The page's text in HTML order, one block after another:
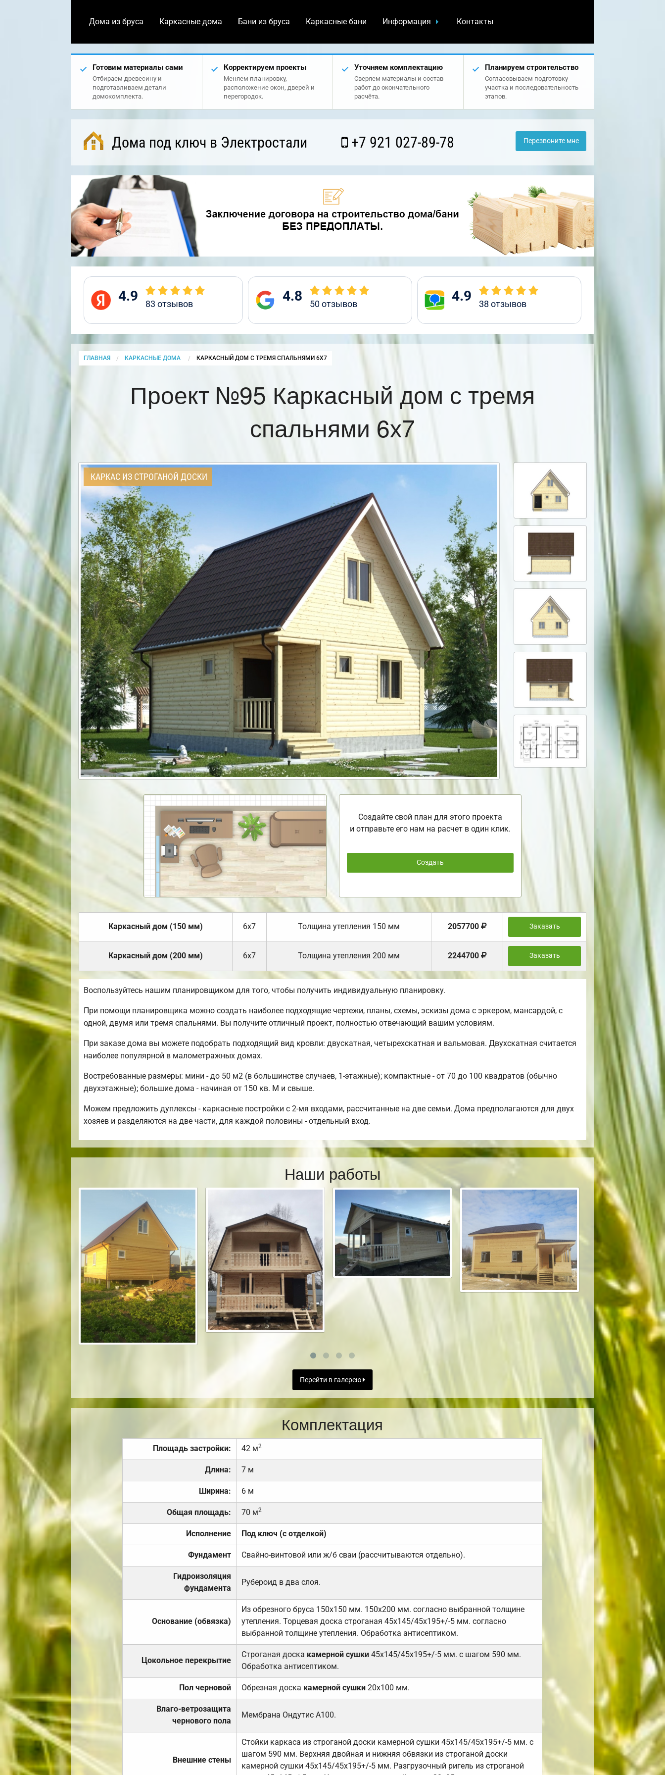
Дома из бруса Каркасные дома Бани из бруса Каркасные бани Информация Контакты
Готовим материалы сами
Отбираем древесину и
подготавливаем детали
домокомплекта.
Корректируем проекты
Меняем планировку,
расположение окон, дверей и
перегородок.
Уточняем комплектацию
Сверяем материалы и состав
работ до окончательного
расчёта.
Планируем строительство
Согласовываем подготовку
участка и последовательность
этапов.
Дома под ключ в Электростали +7 921 027-89-78 Перезвоните мне
4.9 83 отзывов 4.8 50отзывов 4.9 38 отзывов
ГЛАВНАЯ КАРКАСНЫЕ ДОМА CURRENT:
КАРКАСНЫЙ ДОМ С ТРЕМЯ СПАЛЬНЯМИ 6Х7
Проект №95 Каркасный дом с тремя
спальнями 6х7
КАРКАС ИЗ СТРОГАНОЙ ДОСКИ
Создайте свой план для этого проекта
и отправьте его нам на расчет в один клик.
Создать
Каркасный дом (150 мм) 6х7 Толщина утепления 150 мм 2057700 Заказать
Каркасный дом (200 мм) 6х7 Толщина утепления 200 мм 2244700 Заказать
Воспользуйтесь нашим планировщиком для того, чтобы получить индивидуальную планировку.
При помощи планировщика можно создать наиболее подходящие чертежи, планы, схемы, эскизы дома с эркером, мансардой, с
одной, двумя или тремя спальнями. Вы получите отличный проект, полностью отвечающий вашим условиям.
При заказе дома вы можете подобрать подходящий вид кровли: двускатная, четырехскатная и вальмовая. Двухскатная считается
наиболее популярной в малометражных домах.
Востребованные размеры: мини - до 50 м2 (в большинстве случаев, 1-этажные); компактные - от 70 до 100 квадратов (обычно
двухэтажные); большие дома - начиная от 150 кв. М и свыше.
Можем предложить дуплексы - каркасные постройки с 2-мя входами, рассчитанные на две семьи. Дома предполагаются для двух
хозяев и разделяются на две части, для каждой половины - отдельный вход.
Наши работы
Перейти в галерею
Комплектация
Площадь застройки: 42 м2
Длина: 7 м
Ширина: 6 м
Общая площадь: 70 м2
Исполнение Под ключ (с отделкой)
Фундамент Свайно-винтовой или ж/б сваи (рассчитываются отдельно).
Гидроизоляция
фундамента
Рубероид в два слоя.
Основание (обвязка)
Из обрезного бруса 150х150 мм. 150х200 мм. согласно выбранной толщине
утепления. Торцевая доска строганая 45х145/45х195+/-5 мм. согласно
выбранной толщине утепления. Обработка антисептиком.
Цокольное перекрытие
Строганая доска камерной сушки 45х145/45х195+/-5 мм. с шагом 590 мм.
Обработка антисептиком.
Пол черновой Обрезная доска камерной сушки20х100 мм.
Влаго-ветрозащита
чернового пола
Мембрана Ондутис А100.
Внешние стены
Стойки каркаса из строганой доски камерной сушки 45х145/45х195+/-5 мм. с
шагом 590 мм. Верхняя двойная и нижняя обвязки из строганой доски
камерной сушки 45х145/45х195+/-5 мм. Разгрузочный ригель из строганой